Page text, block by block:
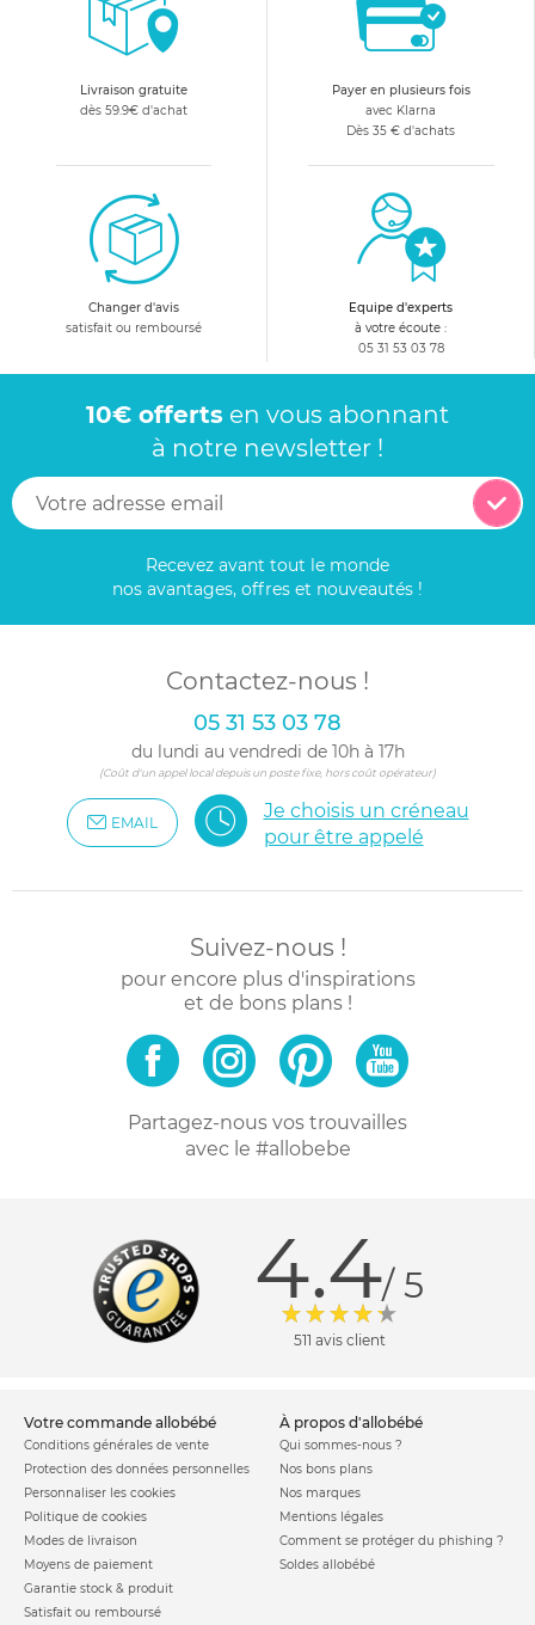
Livraison gratuite
dès 59.9€ d'achat
Payer en plusieurs fois
avec Klarna
Dès 35 € d'achats
Changer d'avis
satisfait ou remboursé
Equipe d'experts
à votre écoute :
05 31 53 03 78
10€ offerts en vous abonnant
à notre newsletter !
Recevez avant tout le monde
nos avantages, offres et nouveautés !
Contactez-nous !
05 31 53 03 78
du lundi au vendredi de 10h à 17h
(Coût d'un appel local depuis un poste fixe, hors coût opérateur)
EMAIL
Je choisis un créneau
pour être appelé
Suivez-nous !
pour encore plus d'inspirations
et de bons plans !
Partagez-nous vos trouvailles
avec le #allobebe
4.4/ 5
511 avis client
votre commande allobébé
Conditions générales de vente
Protection des données personnelles
Personnaliser les cookies
Politique de cookies
Modes de livraison
Moyens de paiement
Garantie stock & produit
Satisfait ou remboursé
à propos d'allobébé
Qui sommes-nous ?
Nos bons plans
Nos marques
Mentions légales
Comment se protéger du phishing ?
Soldes allobébé